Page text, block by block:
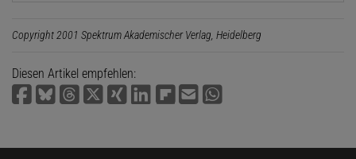
Copyright 2001 Spektrum Akademischer Verlag, Heidelberg
Diesen Artikel empfehlen: